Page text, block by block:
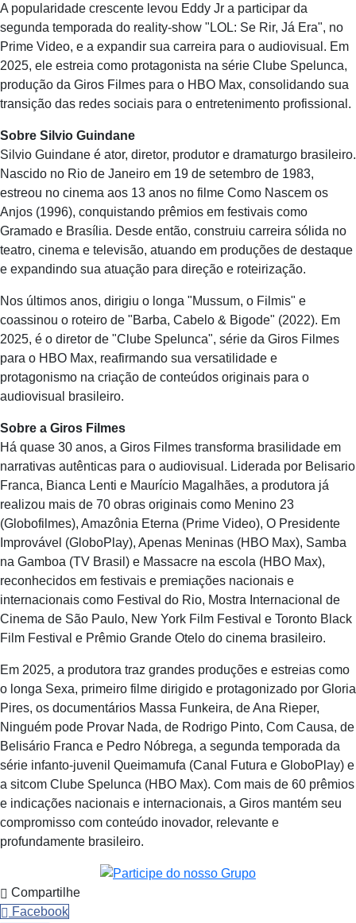
A popularidade crescente levou Eddy Jr a participar da
segunda temporada do reality-show "LOL: Se Rir, Já Era", no
Prime Video, e a expandir sua carreira para o audiovisual. Em
2025, ele estreia como protagonista na série Clube Spelunca,
produção da Giros Filmes para o HBO Max, consolidando sua
transição das redes sociais para o entretenimento profissional.
Sobre Silvio Guindane
Silvio Guindane é ator, diretor, produtor e dramaturgo brasileiro.
Nascido no Rio de Janeiro em 19 de setembro de 1983,
estreou no cinema aos 13 anos no filme Como Nascem os
Anjos (1996), conquistando prêmios em festivais como
Gramado e Brasília. Desde então, construiu carreira sólida no
teatro, cinema e televisão, atuando em produções de destaque
e expandindo sua atuação para direção e roteirização.
Nos últimos anos, dirigiu o longa "Mussum, o Filmis" e
coassinou o roteiro de "Barba, Cabelo & Bigode" (2022). Em
2025, é o diretor de "Clube Spelunca", série da Giros Filmes
para o HBO Max, reafirmando sua versatilidade e
protagonismo na criação de conteúdos originais para o
audiovisual brasileiro.
Sobre a Giros Filmes
Há quase 30 anos, a Giros Filmes transforma brasilidade em
narrativas autênticas para o audiovisual. Liderada por Belisario
Franca, Bianca Lenti e Maurício Magalhães, a produtora já
realizou mais de 70 obras originais como Menino 23
(Globofilmes), Amazônia Eterna (Prime Video), O Presidente
Improvável (GloboPlay), Apenas Meninas (HBO Max), Samba
na Gamboa (TV Brasil) e Massacre na escola (HBO Max),
reconhecidos em festivais e premiações nacionais e
internacionais como Festival do Rio, Mostra Internacional de
Cinema de São Paulo, New York Film Festival e Toronto Black
Film Festival e Prêmio Grande Otelo do cinema brasileiro.
Em 2025, a produtora traz grandes produções e estreias como
o longa Sexa, primeiro filme dirigido e protagonizado por Gloria
Pires, os documentários Massa Funkeira, de Ana Rieper,
Ninguém pode Provar Nada, de Rodrigo Pinto, Com Causa, de
Belisário Franca e Pedro Nóbrega, a segunda temporada da
série infanto-juvenil Queimamufa (Canal Futura e GloboPlay) e
a sitcom Clube Spelunca (HBO Max). Com mais de 60 prêmios
e indicações nacionais e internacionais, a Giros mantém seu
compromisso com conteúdo inovador, relevante e
profundamente brasileiro.
Compartilhe
Facebook